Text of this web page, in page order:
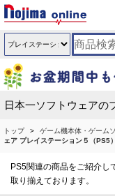
日本一ソフトウェアの
トップ ゲーム機本体・ゲーム
ェア プレイステーション５（PS5）
PS5関連の商品をご紹介し
取り揃えております。